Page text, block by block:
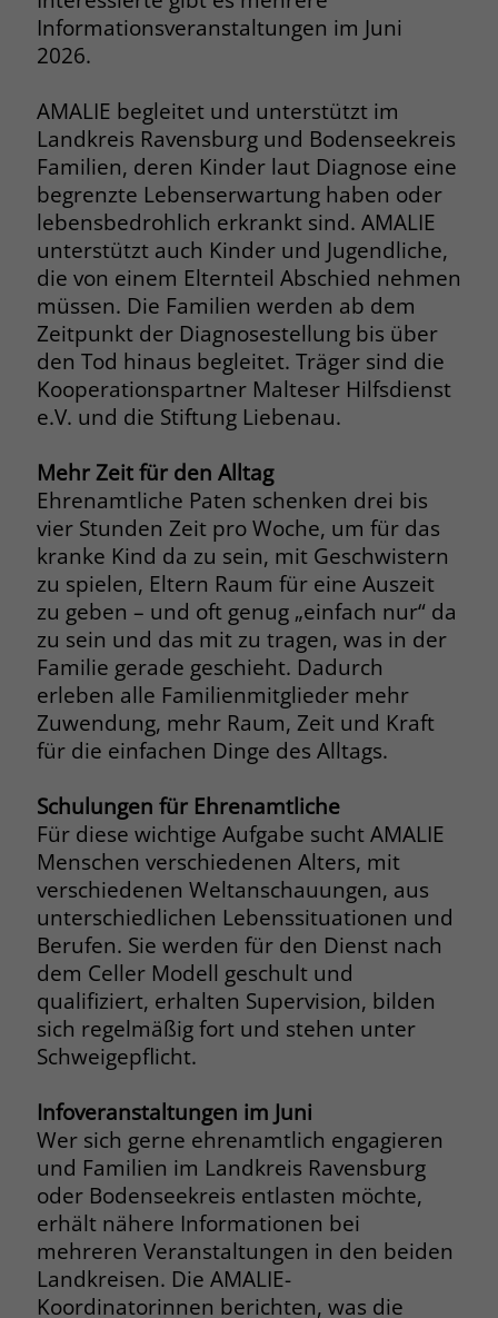
Informationsveranstaltungen im Juni
2026.
AMALIE begleitet und unterstützt im
Landkreis Ravensburg und Bodenseekreis
Familien, deren Kinder laut Diagnose eine
begrenzte Lebenserwartung haben oder
lebensbedrohlich erkrankt sind. AMALIE
unterstützt auch Kinder und Jugendliche,
die von einem Elternteil Abschied nehmen
müssen. Die Familien werden ab dem
Zeitpunkt der Diagnosestellung bis über
den Tod hinaus begleitet. Träger sind die
Kooperationspartner Malteser Hilfsdienst
e.V. und die Stiftung Liebenau.
Mehr Zeit für den Alltag
Ehrenamtliche Paten schenken drei bis
vier Stunden Zeit pro Woche, um für das
kranke Kind da zu sein, mit Geschwistern
zu spielen, Eltern Raum für eine Auszeit
zu geben – und oft genug „einfach nur“ da
zu sein und das mit zu tragen, was in der
Familie gerade geschieht. Dadurch
erleben alle Familienmitglieder mehr
Zuwendung, mehr Raum, Zeit und Kraft
für die einfachen Dinge des Alltags.
Schulungen für Ehrenamtliche
Für diese wichtige Aufgabe sucht AMALIE
Menschen verschiedenen Alters, mit
verschiedenen Weltanschauungen, aus
unterschiedlichen Lebenssituationen und
Berufen. Sie werden für den Dienst nach
dem Celler Modell geschult und
qualifiziert, erhalten Supervision, bilden
sich regelmäßig fort und stehen unter
Schweigepflicht.
Infoveranstaltungen im Juni
Wer sich gerne ehrenamtlich engagieren
und Familien im Landkreis Ravensburg
oder Bodenseekreis entlasten möchte,
erhält nähere Informationen bei
mehreren Veranstaltungen in den beiden
Landkreisen. Die AMALIE-
Koordinatorinnen berichten, was die
Name
Anbieter stiftung-liebenau.de
Laufzeit Session
Zweck
Behält die Zustände des Benutzers bei
allen Seitenanfragen bei.
Name cookie_optin
Anbieter www.stiftung-liebenau.de
Laufzeit 1 Monat
Behält die Zustimmung des Benutzers
zum Cookie Opt-In
Name __cf_bm
Anbieter .fonts.net
Laufzeit 30 Minuten
Zweck
This cookie, set by Cloudflare, is used to
support Cloudflare Bot Management.
Anbieter jobs.stiftung-liebenau.de
Laufzeit Session
Zweck
Behält die Zustände des Benutzers bei
allen Seitenanfragen bei.
Zweck
Browsers und die Einstellungen
exklusiv für diese Website zu speichern.
derselben Website durchgeführt
werden, mit derselben
Benutzerkennung verknüpft werden.
Anbieter www.clarity.ms
Laufzeit 1 Jahr
Zweck
Microsoft Clarity setzt dieses Cookie,
um die Seitenaufrufe eines Benutzers
zu speichern und in einer einzigen
zusammenzufassen.
Name _gcl_au
Anbieter Google Ads
Laufzeit 90 Tage
Zweck Enthält eine zufallsgenerierte User-ID.
Name _gcl_aw
Anbieter Google Ads
Laufzeit 90 Tage
Zweck
Dieses Cookie wird gesetzt, wenn ein
User über einen Klick auf eine Google
Werbeanzeige auf die Website gelangt.
Es enthält Informationen darüber,
welche Werbeanzeige geklickt wurde,
sodass erzielte Erfolge wie z.B.
Bestellungen oder Kontaktanfragen der
Name _gcl_dc
Anbieter Google Ads
Laufzeit 90 Tage
Dieses Cookie wird gesetzt, wenn ein